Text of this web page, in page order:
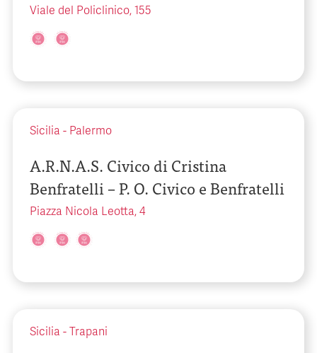
Viale del Policlinico, 155
Sicilia - Palermo
A.R.N.A.S. Civico di Cristina
Benfratelli – P. O. Civico e Benfratelli
Piazza Nicola Leotta, 4
Sicilia - Trapani